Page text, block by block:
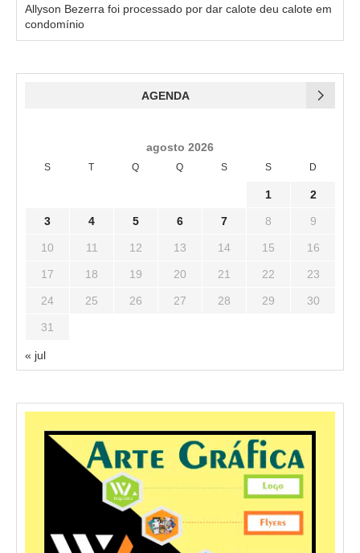
Allyson Bezerra foi processado por dar calote deu calote em
condomínio
AGENDA
agosto 2026
S T Q Q S S D
1 2
3 4 5 6 7 8 9
10 11 12 13 14 15 16
17 18 19 20 21 22 23
24 25 26 27 28 29 30
31
« jul